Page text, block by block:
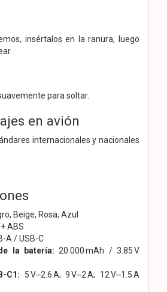
insértalos en la ranura, luego
para soltar.
en avión
internacionales y nacionales
Beige, Rosa, Azul
+ ABS
A / USB-C
la batería: 20.000 mAh / 3.85 V
C1: 5 V⎓2.6 A; 9 V⎓2 A; 12 V⎓1.5 A